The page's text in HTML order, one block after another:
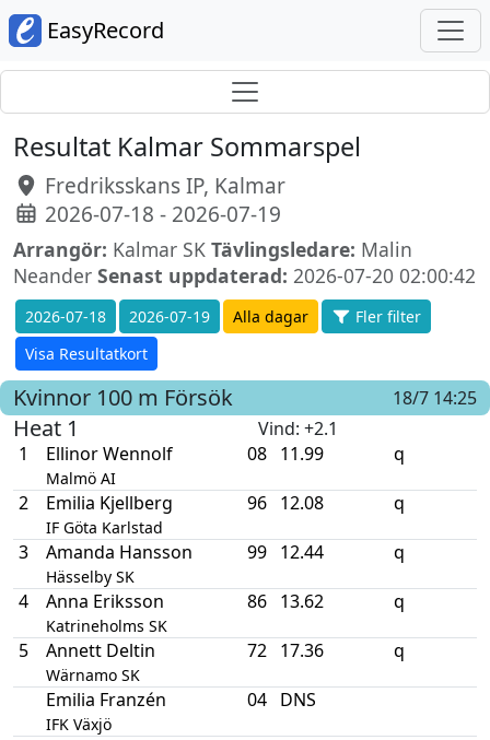
EasyRecord
Resultat Kalmar Sommarspel
Fredriksskans IP, Kalmar
2026-07-18 - 2026-07-19
Arrangör: Kalmar SK Tävlingsledare: Malin
Neander Senast uppdaterad: 2026-07-20 02:00:42
2026-07-18 2026-07-19 Alla dagar
Fler filter
Visa Resultatkort
Kvinnor 100 m Försök 18/7 14:25
Heat 1 Vind: +2.1
1
Ellinor Wennolf
Malmö AI
08 11.99 q
2 Emilia Kjellberg
IF Göta Karlstad
96 12.08 q
3 Amanda Hansson
Hässelby SK
99 12.44 q
4 Anna Eriksson
Katrineholms SK
86 13.62 q
5 Annett Deltin
Wärnamo SK
72 17.36 q
Emilia Franzén
IFK Växjö
04 DNS